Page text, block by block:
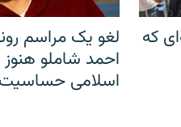
که
لغو یک مراسم
احمد شاملو
اسلامی